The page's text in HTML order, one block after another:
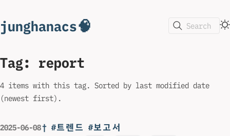
junghanacs🧠 Search
Tag: report
4 items with this tag. Sorted by last modified date
(newest first).
2025-06-08† #트렌드 #보고서